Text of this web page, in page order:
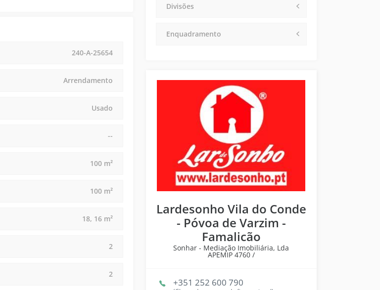
240-A-25654
Arrendamento
Usado
--
100 m²
100 m²
18, 16 m²
2
2
Divisões
Enquadramento
Lardesonho Vila do Conde
- Póvoa de Varzim -
Famalicão
Sonhar - Mediação Imobiliária, Lda
APEMIP4760 /
+351 252 600 790